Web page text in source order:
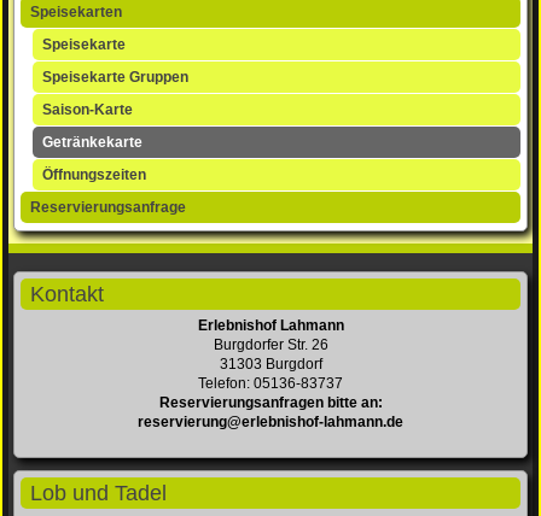
Speisekarten
Speisekarte
Speisekarte Gruppen
Saison-Karte
Getränkekarte
Öffnungszeiten
Reservierungsanfrage
Kontakt
Erlebnishof Lahmann
Burgdorfer Str. 26
31303 Burgdorf
Telefon: 05136-83737
Reservierungsanfragen bitte an:
reservierung@erlebnishof-lahmann.de
Lob und Tadel